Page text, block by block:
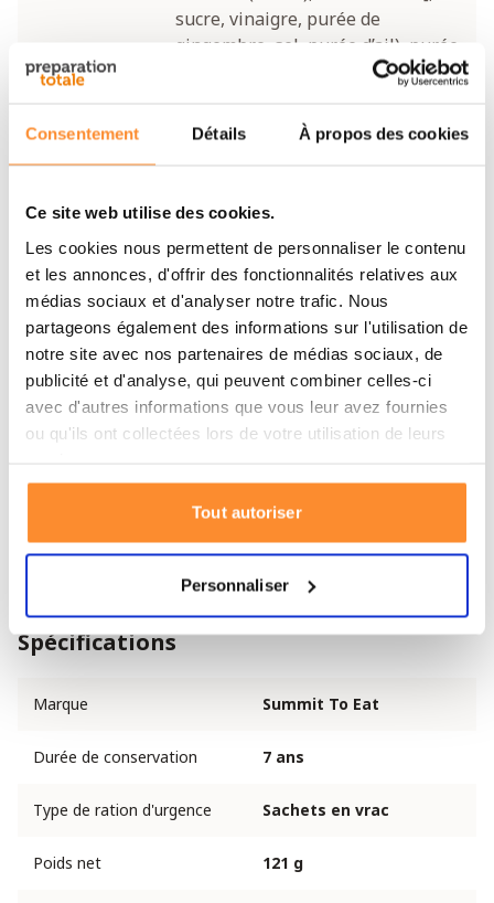
Consentement Détails À propos des cookies
Ce site web utilise des cookies.
Les cookies nous permettent de personnaliser le contenu
et les annonces, d'offrir des fonctionnalités relatives aux
médias sociaux et d'analyser notre trafic. Nous
partageons également des informations sur l'utilisation de
notre site avec nos partenaires de médias sociaux, de
publicité et d'analyse, qui peuvent combiner celles-ci
avec d'autres informations que vous leur avez fournies
ou qu'ils ont collectées lors de votre utilisation de leurs
Tout autoriser
Personnaliser
sucre, vinaigre, purée de
gingembre, sel, purée d’ail), purée
Valeurs nutritionnelles pour 100 g (sec)
Énergie
Glucides 45 g
Dont sucres 6 g
Protéines 21 g
Lipides 25 g
Fibres alimentaires 6,2 g
Spécifications
Marque Summit To Eat
Durée de conservation 7 ans
Type de ration d'urgence Sachets en vrac
Poids net 121 g